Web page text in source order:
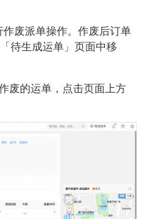
废派单操作。作废后订单
待生成运单」页面中移
废的运单，点击页面上方